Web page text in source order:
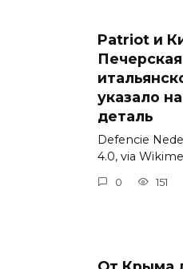
Patriot и
указало
деталь
Defencie
4.0, via
0 151